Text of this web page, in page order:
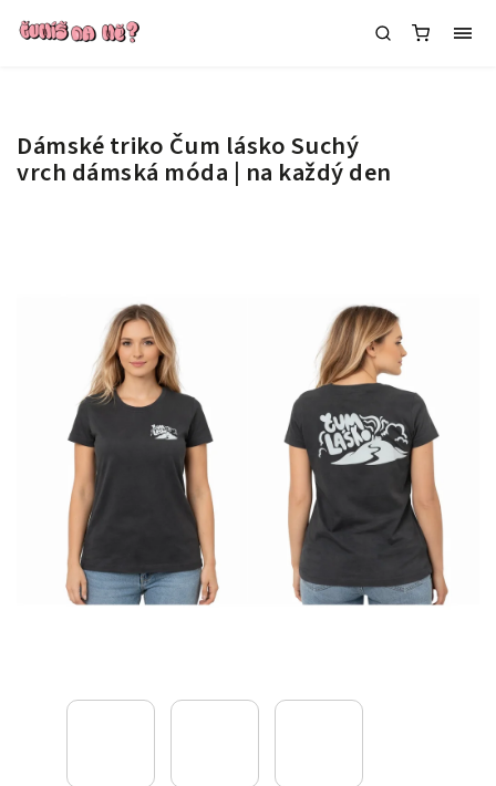
Dámské triko Čum lásko Suchý
vrch dámská móda | na každý den